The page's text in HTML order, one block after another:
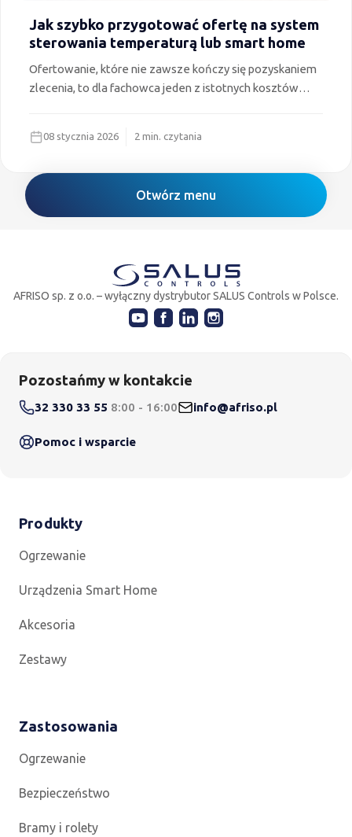
Jak szybko przygotować ofertę na system
sterowania temperaturą lub smart home
Ofertowanie, które nie zawsze kończy się pozyskaniem
zlecenia, to dla fachowca jeden z istotnych kosztów
sterującą SALUS Controls, poznanie nowego
podpowiadamy jak, za pomocą aplikacji, i nie tylko,
szybko przygotujesz wycenę dowolnego systemu
sterowania SALUS Controls.
08 stycznia 2026 2 min. czytania
Otwórz menu
AFRISO sp. z o.o. – wyłączny dystrybutor SALUS Controls w Polsce.
Pozostańmy w kontakcie
32 330 33 55 8:00 - 16:00 info@afriso.pl
Pomoc i wsparcie
Produkty
Ogrzewanie
Urządzenia Smart Home
Akcesoria
Zestawy
Zastosowania
Ogrzewanie
Bezpieczeństwo
Bramy i rolety